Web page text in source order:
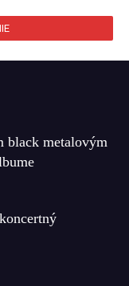
black metalovým